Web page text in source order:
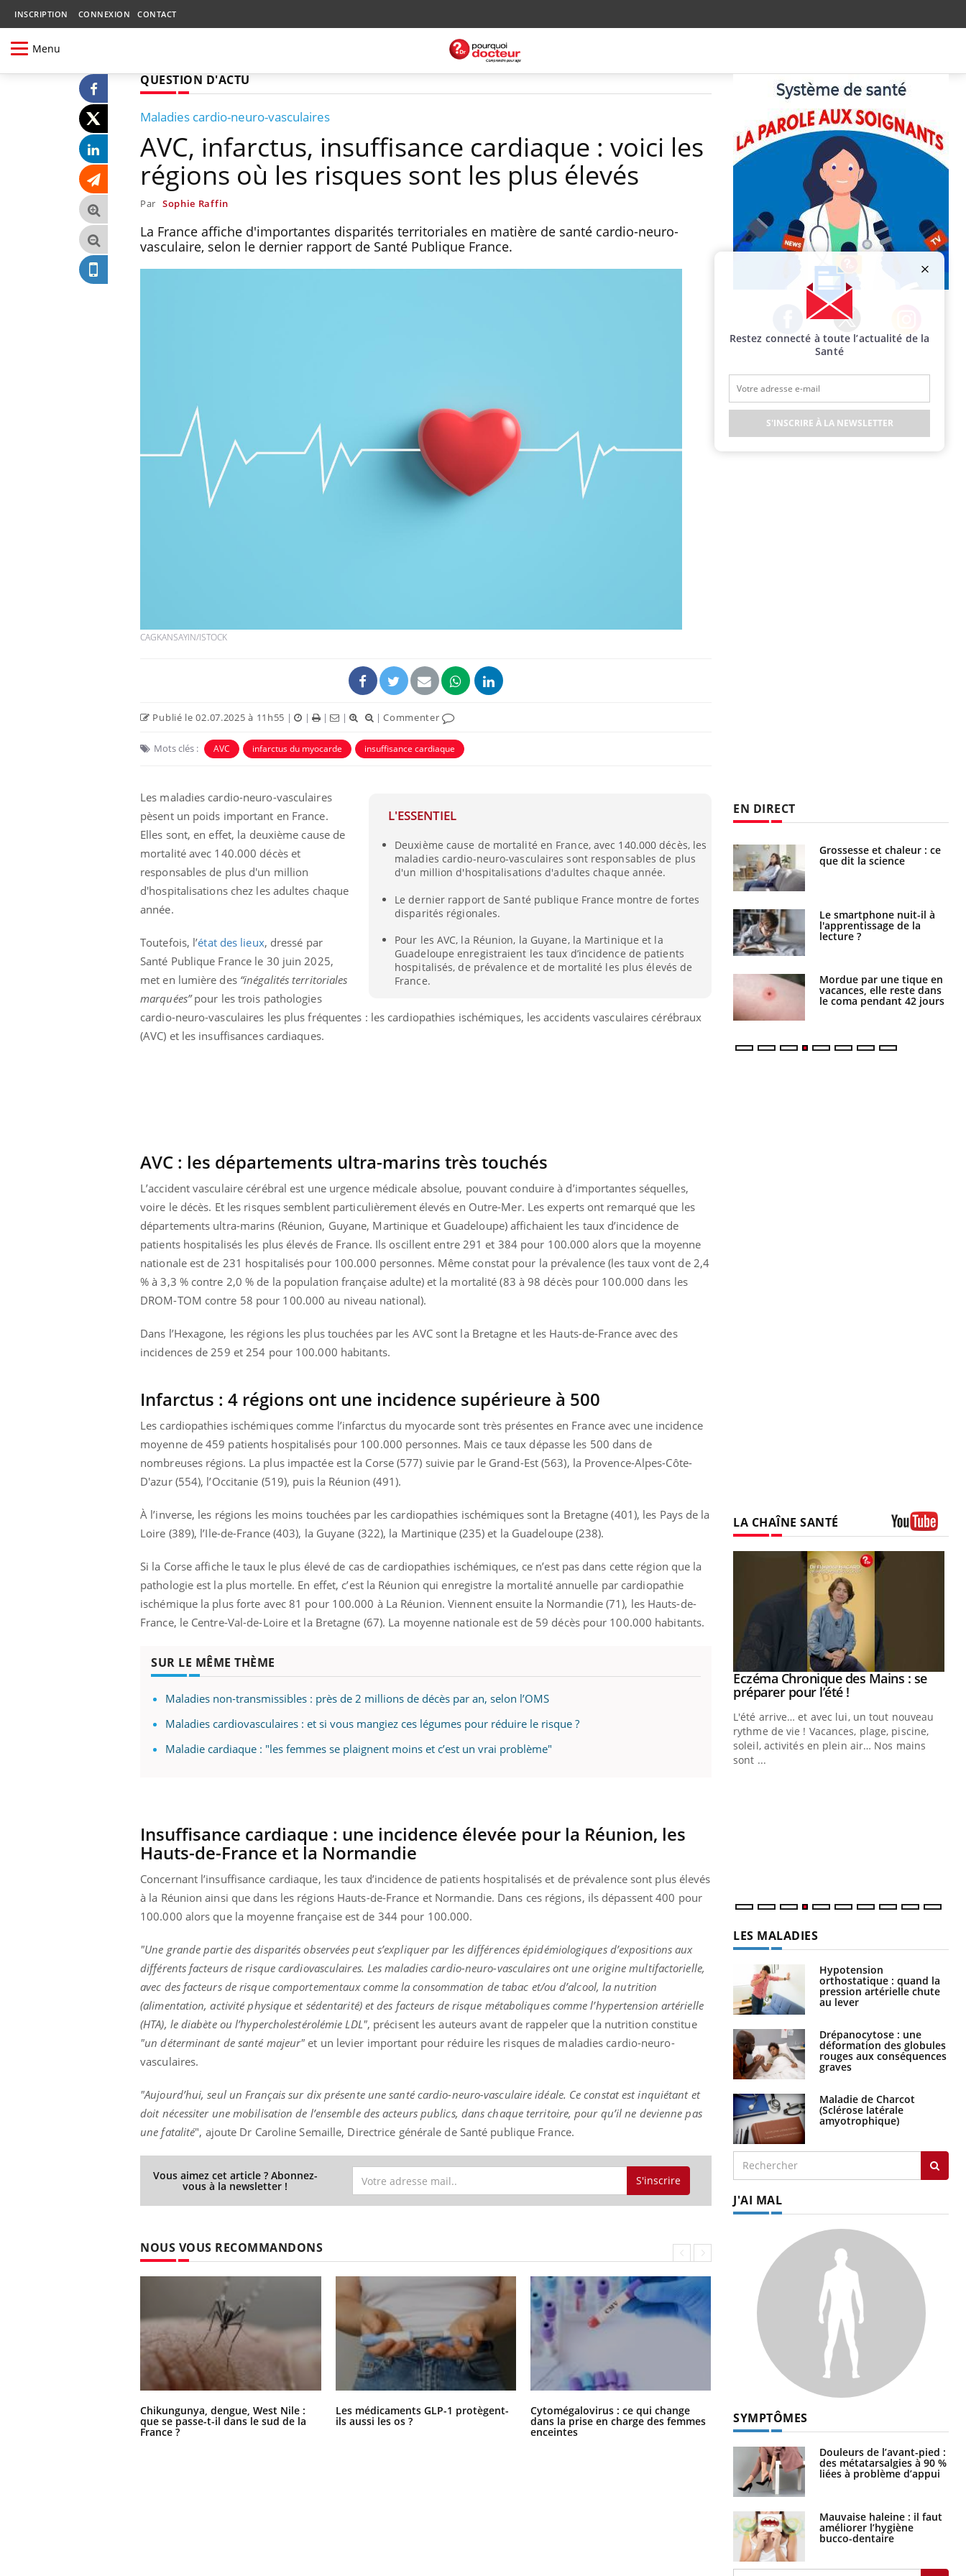
INSCRIPTION CONNEXION CONTACT
Menu
QUESTION D'ACTU
Maladies cardio-neuro-vasculaires
AVC, infarctus, insuffisance cardiaque : voici les
régions où les risques sont les plus élevés
Par Sophie Raffin
La France affiche d'importantes disparités territoriales en matière de santé cardio-neuro-
vasculaire, selon le dernier rapport de Santé Publique France.
CAGKANSAYIN/ISTOCK
Publié le 02.07.2025 à 11h55 | | | | |Commenter
Mots clés : AVC infarctus du myocarde insuffisance cardiaque
L'ESSENTIEL
Deuxième cause de mortalité en France, avec 140.000 décès, les
maladies cardio-neuro-vasculaires sont responsables de plus
d'un million d'hospitalisations d'adultes chaque année.
Le dernier rapport de Santé publique France montre de fortes
disparités régionales.
Pour les AVC, la Réunion, la Guyane, la Martinique et la
Guadeloupe enregistraient les taux d’incidence de patients
hospitalisés, de prévalence et de mortalité les plus élevés de
France.
Les maladies cardio-neuro-vasculaires
pèsent un poids important en France.
Elles sont, en effet, la deuxième cause de
mortalité avec 140.000 décès et
responsables de plus d'un million
d'hospitalisations chez les adultes chaque
année.
Toutefois, l’état des lieux, dressé par
Santé Publique France le 30 juin 2025,
met en lumière des “inégalités territoriales
marquées”pour les trois pathologies
cardio-neuro-vasculaires les plus fréquentes : les cardiopathies ischémiques, les accidents vasculaires cérébraux
(AVC) et les insuffisances cardiaques.
AVC : les départements ultra-marins très touchés
L’accident vasculaire cérébral est une urgence médicale absolue, pouvant conduire à d’importantes séquelles,
voire le décès. Et les risques semblent particulièrement élevés en Outre-Mer. Les experts ont remarqué que les
départements ultra-marins (Réunion, Guyane, Martinique et Guadeloupe) affichaient les taux d’incidence de
patients hospitalisés les plus élevés de France. Ils oscillent entre 291 et 384 pour 100.000 alors que la moyenne
nationale est de 231 hospitalisés pour 100.000 personnes. Même constat pour la prévalence (les taux vont de 2,4
% à 3,3 % contre 2,0 % de la population française adulte) et la mortalité (83 à 98 décès pour 100.000 dans les
DROM-TOM contre 58 pour 100.000 au niveau national).
Dans l’Hexagone, les régions les plus touchées par les AVC sont la Bretagne et les Hauts-de-France avec des
incidences de 259 et 254 pour 100.000 habitants.
Infarctus : 4 régions ont une incidence supérieure à 500
Les cardiopathies ischémiques comme l’infarctus du myocarde sont très présentes en France avec une incidence
moyenne de 459 patients hospitalisés pour 100.000 personnes. Mais ce taux dépasse les 500 dans de
nombreuses régions. La plus impactée est la Corse (577) suivie par le Grand-Est (563), la Provence-Alpes-Côte-
D'azur (554), l’Occitanie (519), puis la Réunion (491).
À l’inverse, les régions les moins touchées par les cardiopathies ischémiques sont la Bretagne (401), les Pays de la
Loire (389), l’Ile-de-France (403), la Guyane (322), la Martinique (235) et la Guadeloupe (238).
Si la Corse affiche le taux le plus élevé de cas de cardiopathies ischémiques, ce n’est pas dans cette région que la
pathologie est la plus mortelle. En effet, c’est la Réunion qui enregistre la mortalité annuelle par cardiopathie
ischémique la plus forte avec 81 pour 100.000 à La Réunion. Viennent ensuite la Normandie (71), les Hauts-de-
France, le Centre-Val-de-Loire et la Bretagne (67). La moyenne nationale est de 59 décès pour 100.000 habitants.
SUR LE MÊME THÈME
Maladies non-transmissibles : près de 2 millions de décès par an, selon l’OMS
Maladies cardiovasculaires : et si vous mangiez ces légumes pour réduire le risque ?
Maladie cardiaque : "les femmes se plaignent moins et c’est un vrai problème"
Insuffisance cardiaque : une incidence élevée pour la Réunion, les
Hauts-de-France et la Normandie
Concernant l’insuffisance cardiaque, les taux d’incidence de patients hospitalisés et de prévalence sont plus élevés
à la Réunion ainsi que dans les régions Hauts-de-France et Normandie. Dans ces régions, ils dépassent 400 pour
100.000 alors que la moyenne française est de 344 pour 100.000.
"Une grande partie des disparités observées peut s’expliquer par les différences épidémiologiques d’expositions aux
différents facteurs de risque cardiovasculaires. Les maladies cardio-neuro-vasculaires ont une origine multifactorielle,
avec des facteurs de risque comportementaux comme la consommation de tabac et/ou d’alcool, la nutrition
(alimentation, activité physique et sédentarité) et des facteurs de risque métaboliques comme l’hypertension artérielle
(HTA), le diabète ou l’hypercholestérolémie LDL", précisent les auteurs avant de rappeler que la nutrition constitue
"un déterminant de santé majeur" et un levier important pour réduire les risques de maladies cardio-neuro-
vasculaires.
"Aujourd’hui, seul un Français sur dix présente une santé cardio-neuro-vasculaire idéale. Ce constat est inquiétant et
doit nécessiter une mobilisation de l’ensemble des acteurs publics, dans chaque territoire, pour qu’il ne devienne pas
une fatalité", ajoute Dr Caroline Semaille, Directrice générale de Santé publique France.
Vous aimez cet article ? Abonnez-
vous à la newsletter ! S'inscrire
NOUS VOUS RECOMMANDONS
Chikungunya, dengue, West Nile :
que se passe-t-il dans le sud de la
France ?
Les médicaments GLP-1 protègent-
ils aussi les os ?
Cytomégalovirus : ce qui change
dans la prise en charge des femmes
enceintes
La sieste empêche-t-elle de dormir
la nuit ?
Facebook Twitter Instagram
EN DIRECT
Chikungunya, dengue,
West Nile : que se passe-
t-il dans le sud de la
Les médicaments GLP-1
?
Cytomégalovirus : ce qui
change dans la prise en
charge des femmes
La sieste empêche-t-elle
de dormir la nuit ?
VIH : la fin du comprimé
elle enfin ?
Pourquoi votre ventre
Fortes chaleurs :
pourquoi le risque de
noyade grimpe-t-il ?
cancer ?
Grossesse et chaleur : ce
que dit la science
Le smartphone nuit-il à
l'apprentissage de la
lecture ?
Mordue par une tique en
vacances, elle reste dans
le coma pendant 42 jours
LA CHAÎNE SANTÉ
Eczéma Chronique des Mains :
expliquer ma maladie Youtube
Il y a des sujets qui sont faciles à aborder...
d'autres non ! D'un côté, poser des
questions sur la maladie d'un proche c'est
Youtube
Carence en fer : comprendre pour
prévenir Youtube
Fatigue, irritabilité, brouillard mental ou
même alopécie… Les symptômes de la
carence en fer sont multiples ce qui la rend
Youtube
Insuline & Charge mentale : et si on
osait en parler??
En 2026, l'insuline dans le diabète de type 2
reste entourée d'idées reçues chez les
patients comme parfois chez les soignants.
Youtube
Eczéma Chronique des Mains : se
préparer pour l’été !Youtube
L'été arrive… et avec lui, un tout nouveau
rythme de vie ! Vacances, plage, piscine,
soleil, activités en plein air… Nos mains
sont ...
LES MALADIES
Hypotension
orthostatique : quand la
pression artérielle chute
au lever
Drépanocytose : une
déformation des globules
rouges aux conséquences
graves
Maladie de Charcot
(Sclérose latérale
amyotrophique)
J'AI MAL
SYMPTÔMES
Douleurs de l’avant-pied :
des métatarsalgies à 90 %
liées à problème d’appui
Mauvaise haleine : il faut
améliorer l’hygiène
bucco-dentaire
Restez connecté à toute l’actualité de la
Santé
S'INSCRIRE À LA NEWSLETTER